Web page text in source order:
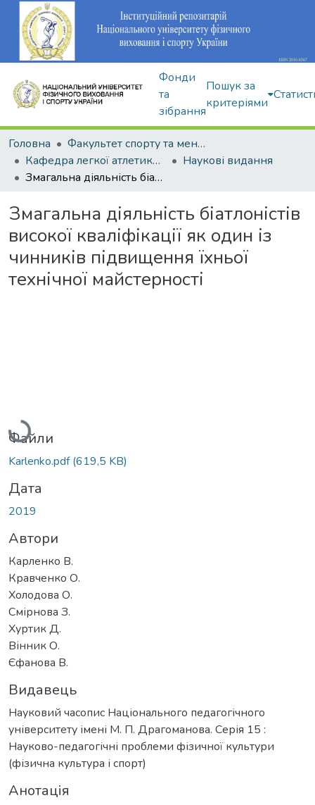
Фонди
та
зібрання
Пошук за
критеріями
Головна
Факультет спорту та менеджменту
Кафедра легкої атлетики, зимових видів та велосипедного спорту
Наукові видання
Змагальна діяльність біатлоністів високої кваліфікації як один із чинників підвищення їхньої технічної майстерності
Змагальна діяльність біатлоністів
високої кваліфікації як один із
чинників підвищення їхньої
технічної майстерності
Вантажиться...
Файли
Karlenko.pdf(619,5 KB)
Дата
2019
Автори
Карленко В.
Кравченко О.
Холодова О.
Смірнова З.
Хуртик Д.
Вінник О.
Єфанова В.
Видавець
Науковий часопис Національного педагогічного
університету імені М. П. Драгоманова. Серія 15 :
Науково-педагогічні проблеми фізичної культури
(фізична культура і спорт)
Анотація